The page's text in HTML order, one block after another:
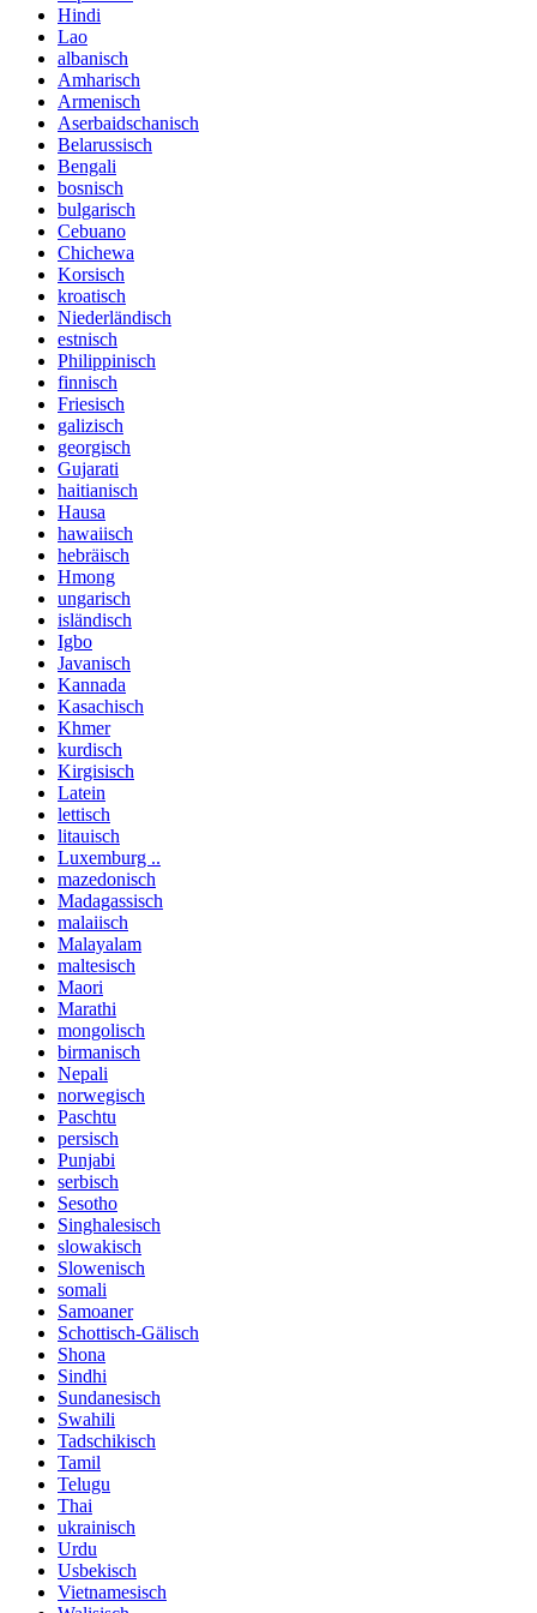
Hindi
Lao
albanisch
Amharisch
Armenisch
Aserbaidschanisch
Belarussisch
Bengali
bosnisch
bulgarisch
Cebuano
Chichewa
Korsisch
kroatisch
Niederländisch
estnisch
Philippinisch
finnisch
Friesisch
galizisch
georgisch
Gujarati
haitianisch
Hausa
hawaiisch
hebräisch
Hmong
ungarisch
isländisch
Igbo
Javanisch
Kannada
Kasachisch
Khmer
kurdisch
Kirgisisch
Latein
lettisch
litauisch
Luxemburg ..
mazedonisch
Madagassisch
malaiisch
Malayalam
maltesisch
Maori
Marathi
mongolisch
birmanisch
Nepali
norwegisch
Paschtu
persisch
Punjabi
serbisch
Sesotho
Singhalesisch
slowakisch
Slowenisch
somali
Samoaner
Schottisch-Gälisch
Shona
Sindhi
Sundanesisch
Swahili
Tadschikisch
Tamil
Telugu
Thai
ukrainisch
Urdu
Usbekisch
Vietnamesisch